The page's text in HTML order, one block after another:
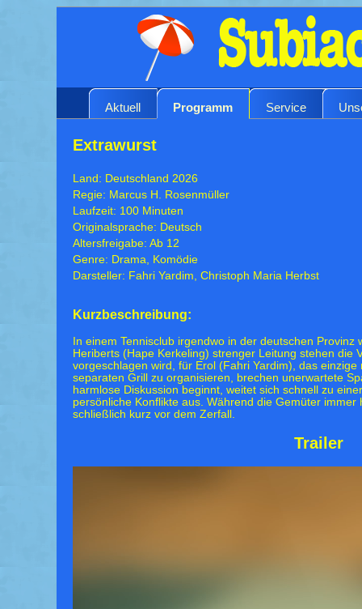
Aktuell Programm Service
Extrawurst
Land: Deutschland 2026
Regie: Marcus H. Rosenmüller
Laufzeit: 100 Minuten
Originalsprache: Deutsch
Altersfreigabe: Ab 12
Genre: Drama, Komödie
Darsteller: Fahri Yardim, Christoph Maria Herbst
Kurzbeschreibung:
In einem Tennisclub irgendwo in der deutschen
Heriberts (Hape Kerkeling) strenger Leitung stehen die
vorgeschlagen wird, für Erol (Fahri Yardim), das
separaten Grill zu organisieren, brechen unerwartete
harmlose Diskussion beginnt, weitet sich schnell zu
persönliche Konflikte aus. Während die Gemüter
schließlich kurz vor dem Zerfall.
Trailer